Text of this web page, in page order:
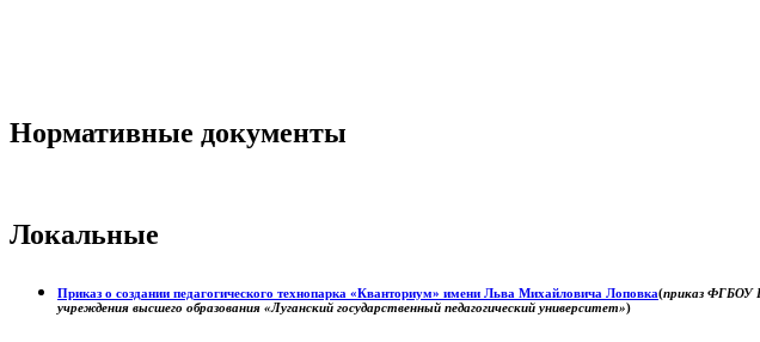
Нормативные документы
Локальные
Приказ о создании педагогического технопарка «Кванториум» имени Льва Михайловича Лоповка(приказ ФГБОУ
учреждения высшего образования «Луганский государственный педагогический университет»)